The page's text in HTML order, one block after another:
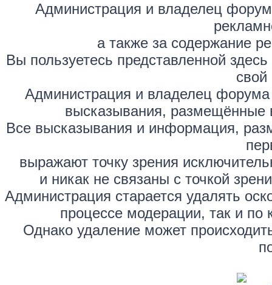
Администрация и владелец
а также за содержание
Вы пользуетесь представленной
свой
Администрация и владелец форума
высказывания, размещённые
Все высказывания и информация,
выражают точку зрения
и никак не связаны с точкой
Администрация старается удалять
процессе модерации, так и по
Однако удаление может